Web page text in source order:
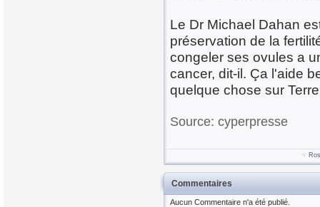
Le Dr Michael Dahan
préservation de la
congeler ses ovules a
cancer, dit-il. Ça l'aide
quelque chose sur
Source: cyperpresse
Commentaires
Aucun Commentaire n'a été publié.